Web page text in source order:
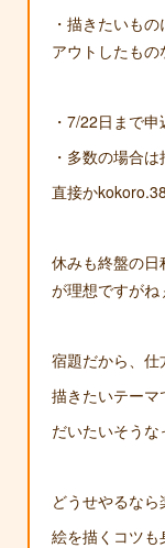
・描きたいも
アウトしたもの
・7/22日まで申
・多数の場合
直接か
休みも終盤の
が理想ですが
宿題だから、仕
描きたいテーマ
だいたいそうな
どうせやるなら
絵を描くコツも